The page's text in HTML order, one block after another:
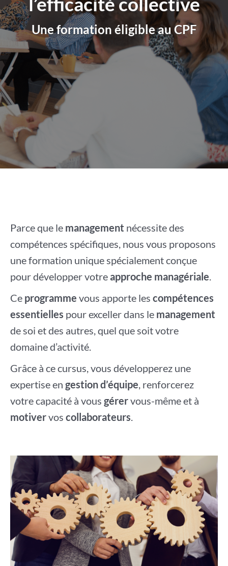
Une formation éligible au CPF
Parce que le management nécessite des
compétences spécifiques, nous vous proposons
une formation unique spécialement conçue
pour développer votreapproche managériale.
Ce programme vous apporte les compétences
essentielles pour exceller dans le management
de soi et des autres, quel que soit votre
domaine d’activité.
Grâce à ce cursus, vous développerez une
expertise en gestion d’équipe, renforcerez
votre capacité à vous gérervous-même et à
motivervos collaborateurs.